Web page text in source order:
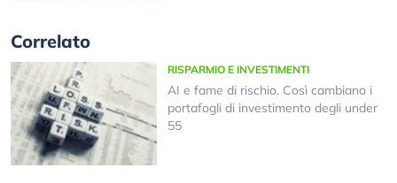
Correlato
RISPARMIO E INVESTIMENTI
AI e fame di rischio. Così cambiano i
portafogli di investimento degli under
55